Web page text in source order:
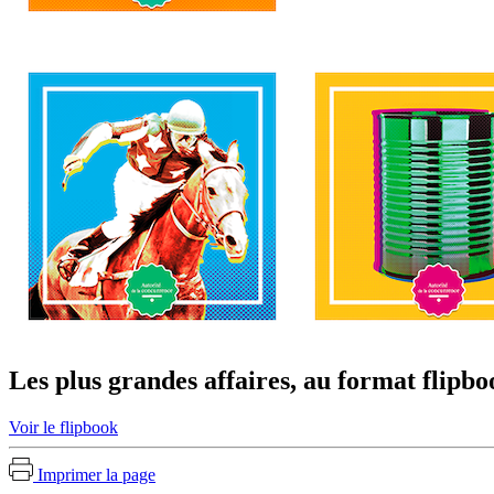
Les plus grandes affaires, au format
Voir le flipbook
Imprimer la page